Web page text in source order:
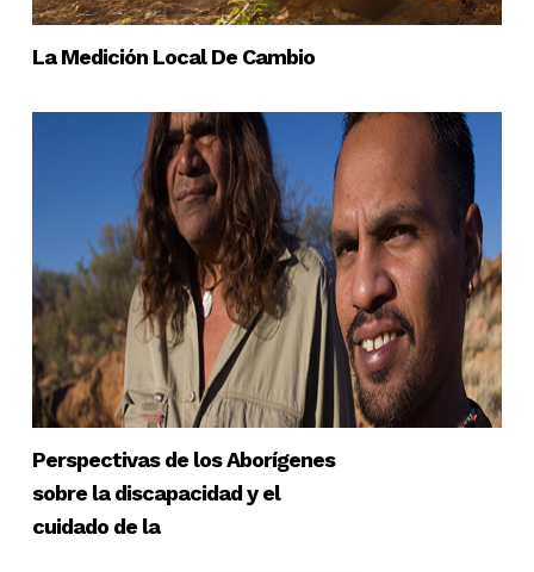
La Medición Local De Cambio
Perspectivas de los Aborígenes
sobre la discapacidad y el
cuidado de la